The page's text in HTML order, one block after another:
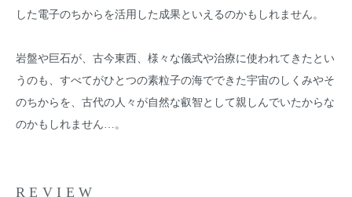
した電子のちからを活用した成果といえるのかもしれません。
岩盤や巨石が、古今東西、様々な儀式や治療に使われてきたとい
うのも、すべてがひとつの素粒子の海でできた宇宙のしくみやそ
のちからを、古代の人々が自然な叡智として親しんでいたからな
のかもしれません…。
REVIEW